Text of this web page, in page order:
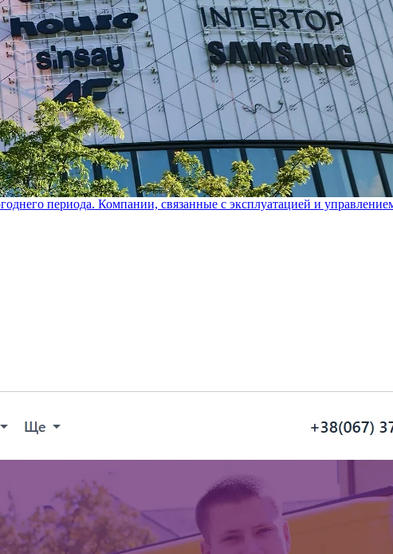
периода. Компании, связанные с эксплуатацией и